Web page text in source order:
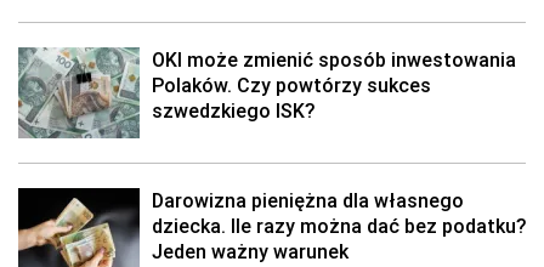
OKI może zmienić sposób inwestowania
Polaków. Czy powtórzy sukces
szwedzkiego ISK?
Darowizna pieniężna dla własnego
dziecka. Ile razy można dać bez podatku?
Jeden ważny warunek